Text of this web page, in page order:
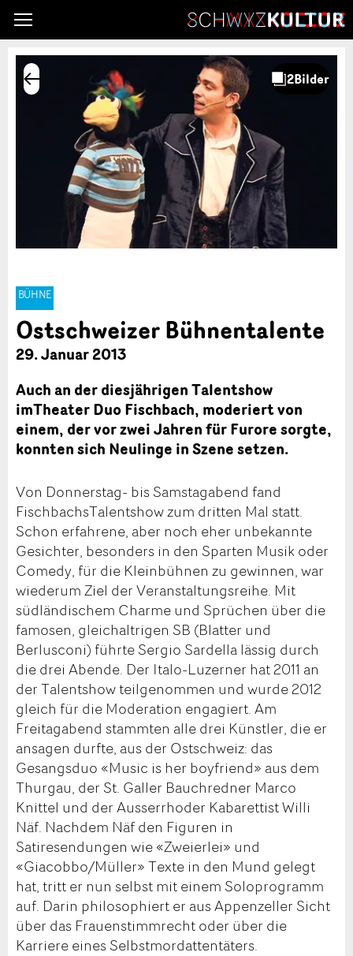
BÜHNE
Ostschweizer Bühnentalente
29. Januar 2013
Auch an der diesjährigen Talentshow
imTheater Duo Fischbach, moderiert von
einem, der vor zwei Jahren für Furore sorgte,
konnten sich Neulinge in Szene setzen.
Von Donnerstag- bis Samstagabend fand
FischbachsTalentshow zum dritten Mal statt.
Schon erfahrene, aber noch eher unbekannte
Gesichter, besonders in den Sparten Musik oder
Comedy, für die Kleinbühnen zu gewinnen, war
wiederum Ziel der Veranstaltungsreihe. Mit
südländischem Charme und Sprüchen über die
famosen, gleichaltrigen SB (Blatter und
Berlusconi) führte Sergio Sardella lässig durch
die drei Abende. Der Italo-Luzerner hat 2011 an
der Talentshow teilgenommen und wurde 2012
gleich für die Moderation engagiert. Am
Freitagabend stammten alle drei Künstler, die er
ansagen durfte, aus der Ostschweiz: das
Gesangsduo «Music is her boyfriend» aus dem
Thurgau, der St. Galler Bauchredner Marco
Knittel und der Ausserrhoder Kabarettist Willi
Näf. Nachdem Näf den Figuren in
Satiresendungen wie «Zweierlei» und
«Giacobbo/Müller» Texte in den Mund gelegt
hat, tritt er nun selbst mit einem Soloprogramm
auf. Darin philosophiert er aus Appenzeller Sicht
über das Frauenstimmrecht oder über die
Karriere eines Selbstmordattentäters.